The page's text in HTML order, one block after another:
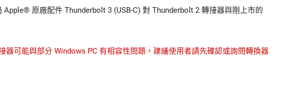
原廠配件 Thunderbolt 3 (USB-C) 對 Thunderbolt 2 轉接器與剛上市的
可能與部分 Windows PC 有相容性問題，建議使用者請先確認或詢問轉換器